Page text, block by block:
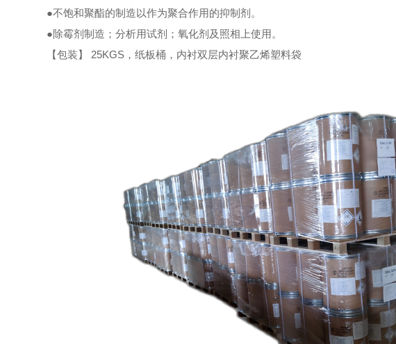
●不饱和聚酯的制造以作为聚合作用的抑制剂。
●除霉剂制造；分析用试剂；氧化剂及照相上使用。
【包装】 25KGS，纸板桶，内衬双层内衬聚乙烯塑料袋